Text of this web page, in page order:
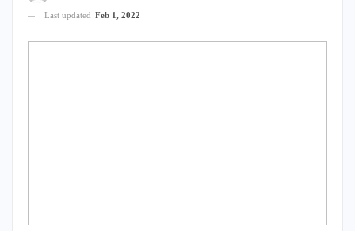
Last updated Feb 1, 2022